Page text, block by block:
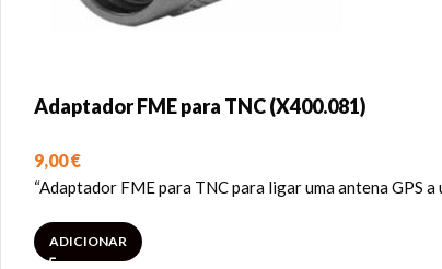
Adaptador FME para TNC (X400.081)
9,00€
“Adaptador FME para TNC para ligar uma antena GPS
ADICIONAR